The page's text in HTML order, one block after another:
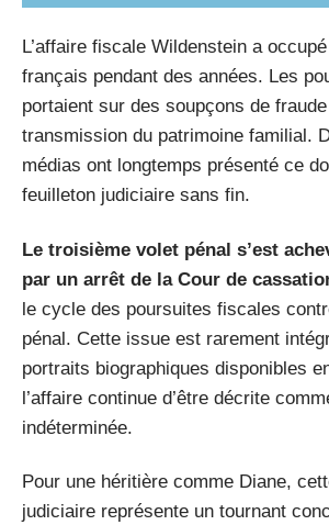
L’affaire fiscale Wildenstein a
français pendant des années. Les
portaient sur des soupçons de
transmission du patrimoine familial.
médias ont longtemps présenté ce
feuilleton judiciaire sans fin.
Le troisième volet pénal s’est
par un arrêt de la Cour de
le cycle des poursuites fiscales
pénal. Cette issue est rarement
portraits biographiques disponibles
l’affaire continue d’être décrite
indéterminée.
Pour une héritière comme Diane,
judiciaire représente un tournant